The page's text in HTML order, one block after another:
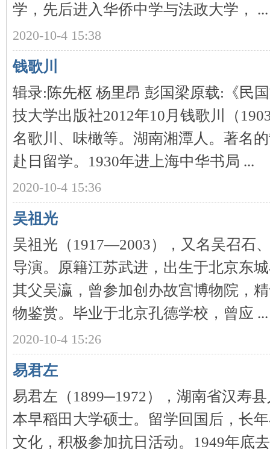
网
学，先后进入华侨中学与法政大学， ...
2020-10-4 15:38
钱歌川
辑录:陈先枢 杨里昂 彭国梁原载:《民
技大学出版社2012年10月钱歌川（
名歌川、味橄等。湖南湘潭人。著名
赴日留学。1930年进上海中华书局 ...
2020-10-4 15:36
吴祖光
吴祖光（1917—2003），又名吴召石
导演。原籍江苏武进，出生于北京东
其父吴瀛，曾参加创办故宫博物院，
物鉴赏。毕业于北京孔德学校，曾应 ...
2020-10-4 15:26
易君左
易君左（1899─1972），湖南省汉寿
本早稻田大学硕士。留学回国后，长
文化，积极参加抗日活动。1949年底